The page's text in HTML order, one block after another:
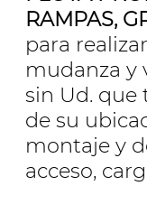
RAMPAS,
para
mudanza y
sin Ud. que
de su
montaje y
acceso,